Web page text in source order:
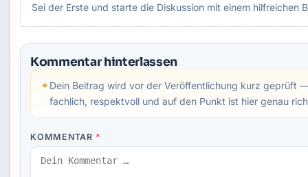
Sei der Erste und starte die Diskussion mit einem hilfreichen
Kommentar hinterlassen
✦Dein Beitrag wird vor der Veröffentlichung kurz geprüft
fachlich, respektvoll und auf den Punkt ist hier genau
KOMMENTAR *